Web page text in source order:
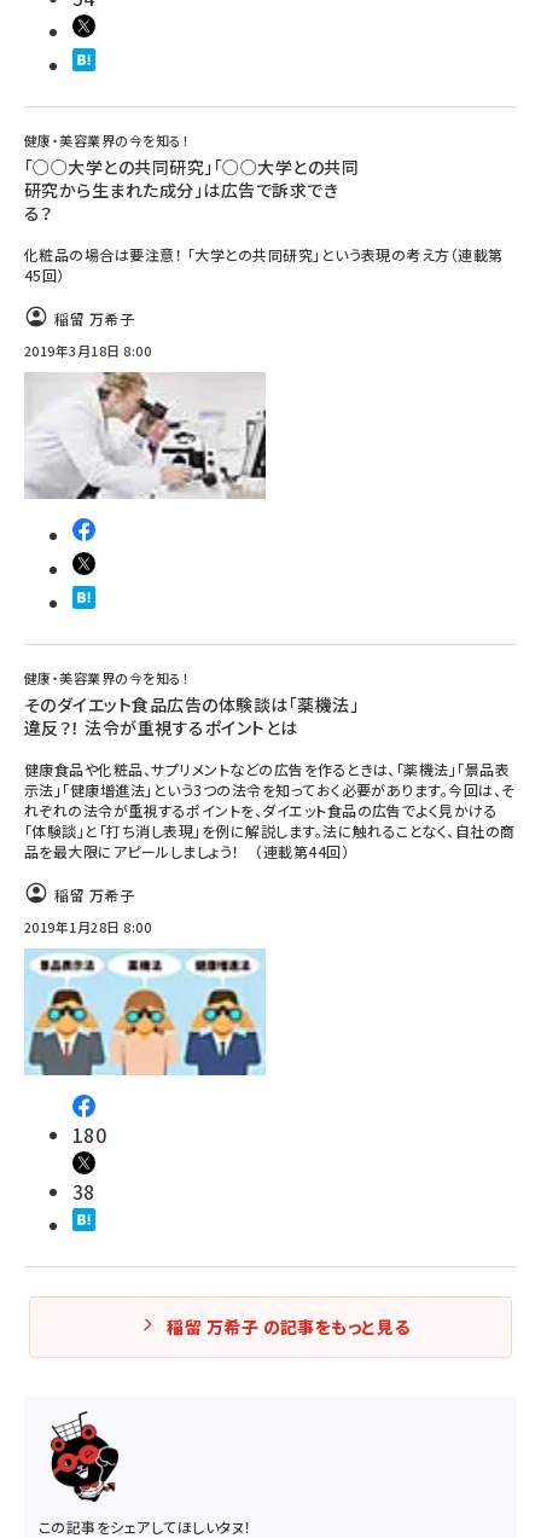
健康・美容業界の今を知る！
「○○大学との共同研究」「○○大学との共同
研究から生まれた成分」は広告で訴求でき
る？
化粧品の場合は要注意！ 「大学との共同研究」という表現の考え方（連載第
45回）
稲留 万希子
2019年3月18日 8:00
健康・美容業界の今を知る！
そのダイエット食品広告の体験談は「薬機法」
違反？！ 法令が重視するポイントとは
健康食品や化粧品、サプリメントなどの広告を作るときは、「薬機法」「景品表
示法」「健康増進法」という3つの法令を知っておく必要があります。今回は、そ
れぞれの法令が重視するポイントを、ダイエット食品の広告でよく見かける
「体験談」と「打ち消し表現」を例に解説します。法に触れることなく、自社の商
品を最大限にアピールしましょう！ （連載第44回）
稲留 万希子
2019年1月28日 8:00
180
38
稲留 万希子 の記事をもっと見る
この記事をシェアしてほしいタヌ！